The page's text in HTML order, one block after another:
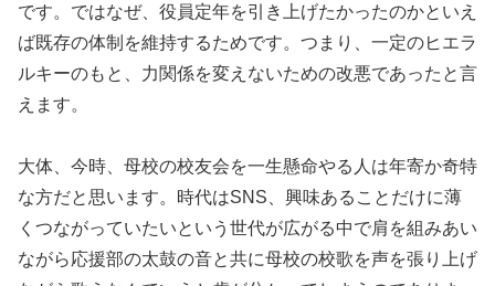
です。ではなぜ、役員定年を引き上げたかったのかといえ
ば既存の体制を維持するためです。つまり、一定のヒエラ
ルキーのもと、力関係を変えないための改悪であったと言
えます。
大体、今時、母校の校友会を一生懸命やる人は年寄か奇特
な方だと思います。時代はSNS、興味あることだけに薄
くつながっていたいという世代が広がる中で肩を組みあい
ながら応援部の太鼓の音と共に母校の校歌を声を張り上げ